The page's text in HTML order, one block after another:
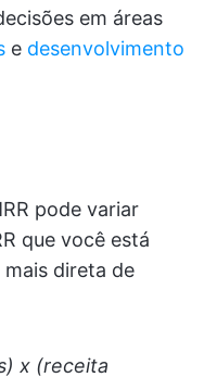
em áreas
e desenvolvimento
pode variar
que você está
direta de
x (receita